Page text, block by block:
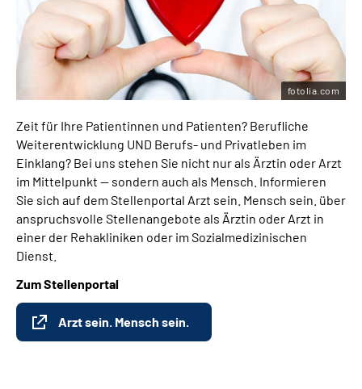
Zeit für Ihre Patientinnen und Patienten? Berufliche
Weiterentwicklung UND Berufs- und Privatleben im
Einklang? Bei uns stehen Sie nicht nur als Ärztin oder Arzt
im Mittelpunkt — sondern auch als Mensch. Informieren
Sie sich auf dem Stellenportal Arzt sein. Mensch sein. über
anspruchsvolle Stellenangebote als Ärztin oder Arzt in
einer der Rehakliniken oder im Sozialmedizinischen
Dienst.
Zum Stellenportal
Arzt sein. Mensch sein.
fotolia.com